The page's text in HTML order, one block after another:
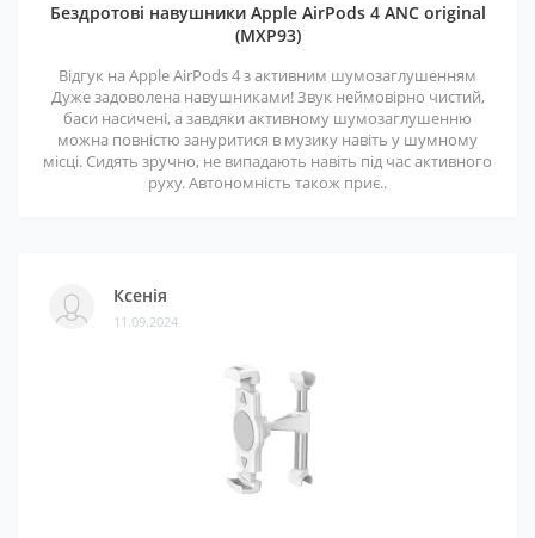
Бездротові навушники Apple AirPods 4 ANC original
(MXP93)
Відгук на Apple AirPods 4 з активним шумозаглушенням
Дуже задоволена навушниками! Звук неймовірно чистий,
баси насичені, а завдяки активному шумозаглушенню
можна повністю зануритися в музику навіть у шумному
місці. Сидять зручно, не випадають навіть під час активного
руху. Автономність також приє..
Ксенія
11.09.2024